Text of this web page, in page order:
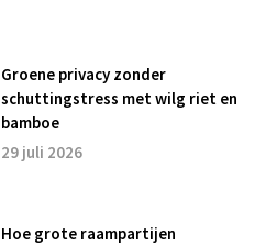
Groene privacy zonder
schuttingstress met wilg riet en
bamboe
29 juli 2026
Hoe grote raampartijen